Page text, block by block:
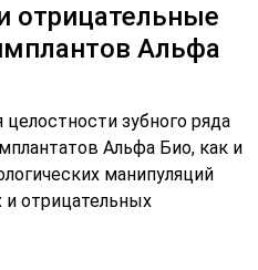
отрицательные
Альфа
зубного ряда
Альфа Био, как и
манипуляций
отрицательных